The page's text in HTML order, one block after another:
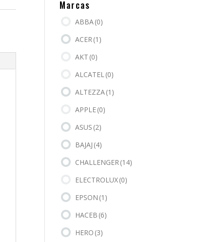
Marcas
ABBA(0)
ACER (1)
AKT (0)
ALCATEL (0)
ALTEZZA(1)
APPLE(0)
ASUS (2)
BAJAJ (4)
CHALLENGER (14)
ELECTROLUX(0)
EPSON (1)
HACEB (6)
HERO (3)